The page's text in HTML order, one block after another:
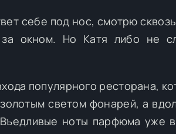
себе под нос, смотрю
окном. Но Катя либо не
популярного ресторана,
светом фонарей, а
ноты парфюма уже